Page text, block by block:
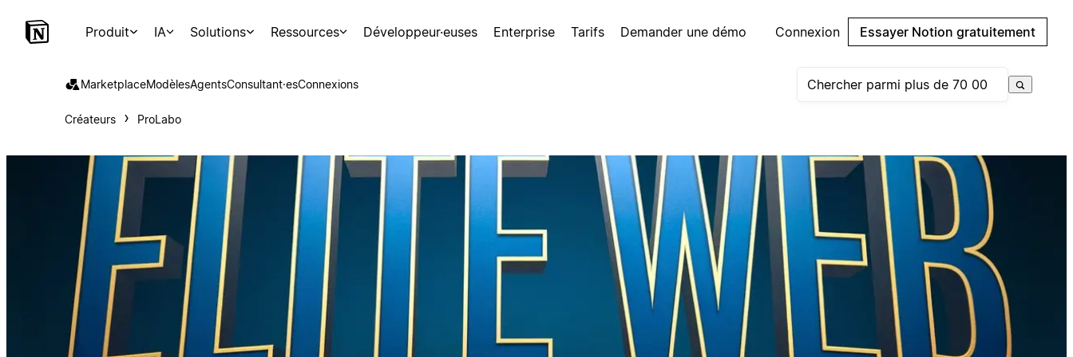
Produit IA Solutions Ressources Développeur·euses Enterprise Tarifs Demander une démo Connexion Essayer Notion gratuitement
MarketplaceModèlesAgentsConsultant·esConnexions
Créateurs ProLabo